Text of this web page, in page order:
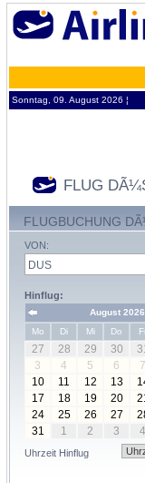
Sonntag, 09. August 2026 ¦
FLUG
FLUGBUCHUNG
VON:
Hinflug:
August 2026
Mo
Di Mi Do
27 28 29 30
3
4 5 6 7
10
11 12 13
17
18 19 20
24
25 26 27
31
1 2 3 4
Uhrzeit Hinflug